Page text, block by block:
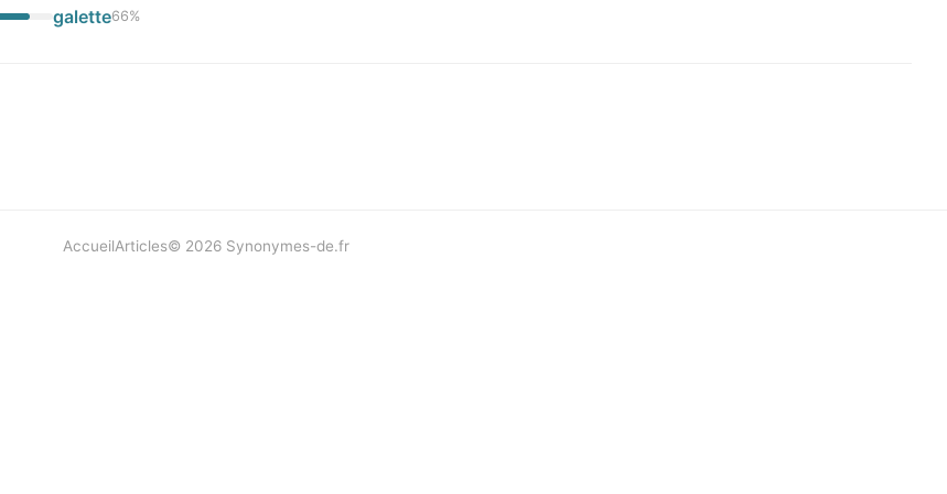
galette66%
AccueilArticles© 2026 Synonymes-de.fr